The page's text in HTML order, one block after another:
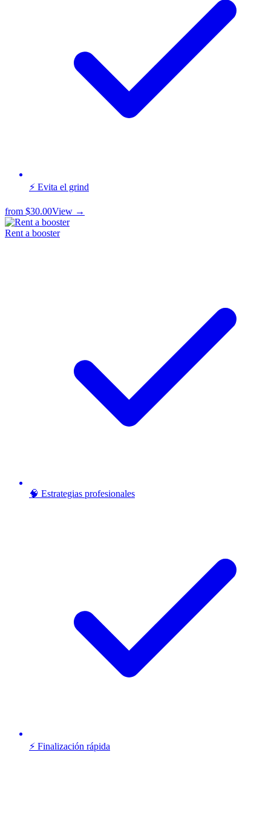
⚡ Evita el grind
from $30.00View →
Rent a booster
🧠 Estrategias profesionales
⚡ Finalización rápida